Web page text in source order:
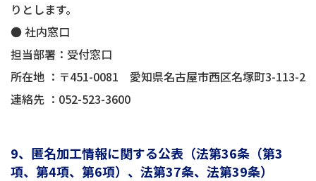
りとします。
● 社内窓口
担当部署：受付窓口
所在地 ：〒451-0081 愛知県名古屋市西区名塚町3-113-2
連絡先 ： 052-523-3600
9、匿名加工情報に関する公表（法第36条（第3
項、第4項、第6項）、法第37条、法第39条）